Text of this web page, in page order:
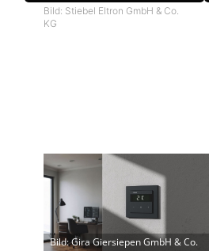
Bild: Stiebel Eltron GmbH & Co.
KG
Bild: Gira Giersiepen GmbH & Co.